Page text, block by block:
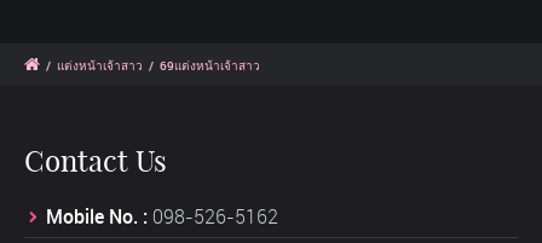
/ แต่งหน้าเจ้าสาว / 69แต่งหน้าเจ้าสาว
Contact Us
Mobile No. : 098-526-5162